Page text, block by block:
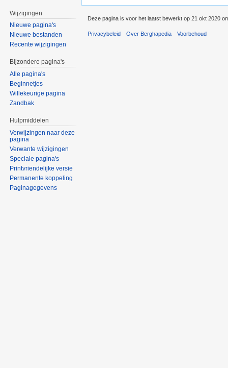
Wijzigingen
Nieuwe pagina's
Nieuwe bestanden
Recente wijzigingen
Bijzondere pagina's
Alle pagina's
Beginnetjes
Willekeurige pagina
Zandbak
Hulpmiddelen
Verwijzingen naar deze
pagina
Verwante wijzigingen
Speciale pagina's
Printvriendelijke versie
Permanente koppeling
Paginagegevens
Deze pagina is voor het laatst bewerkt op 21 okt 2020
Privacybeleid Over Berghapedia Voorbehoud